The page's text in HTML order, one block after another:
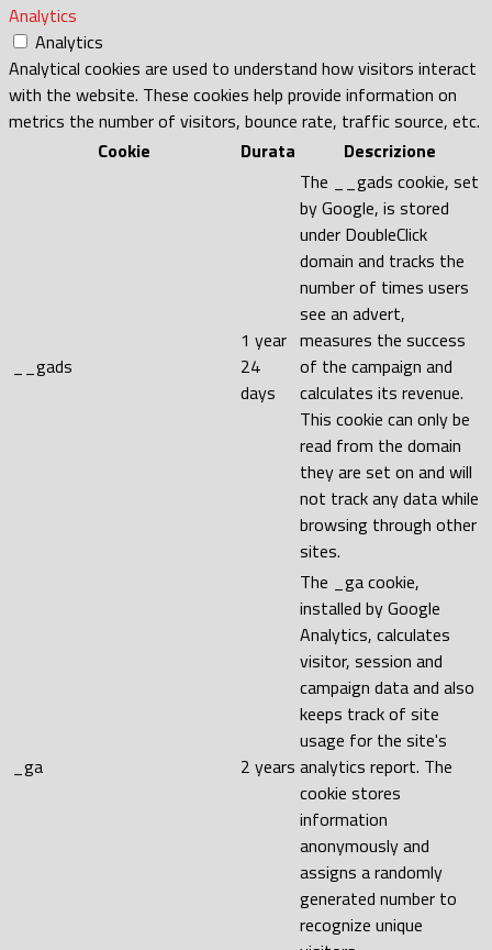
Analytics
Analytics
Analytical cookies are used to understand how visitors interact
with the website. These cookies help provide information on
metrics the number of visitors, bounce rate, traffic source, etc.
Cookie
Durata Descrizione
__gads
1 year
24
days
The __gads cookie, set
by Google, is stored
under DoubleClick
domain and tracks the
number of times users
see an advert,
measures the success
of the campaign and
calculates its revenue.
This cookie can only be
read from the domain
they are set on and will
not track any data while
browsing through other
sites.
_ga 2 years
The _ga cookie,
installed by Google
Analytics, calculates
visitor, session and
campaign data and also
keeps track of site
usage for the site's
analytics report. The
cookie stores
information
anonymously and
assigns a randomly
generated number to
recognize unique